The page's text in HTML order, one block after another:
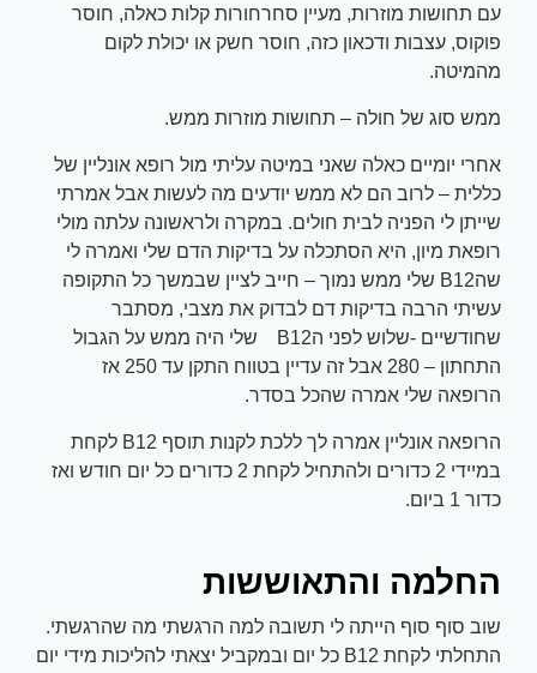
עם תחושות מוזרות, מעיין סחרחורות קלות כאלה, חוסר
פוקוס, עצבות ודכאון כזה, חוסר חשק או יכולת לקום
מהמיטה.
ממש סוג של חולה – תחושות מוזרות ממש.
אחרי יומיים כאלה שאני במיטה עליתי מול רופא אונליין של
כללית – לרוב הם לא ממש יודעים מה לעשות אבל אמרתי
שייתן לי הפניה לבית חולים. במקרה ולראשונה עלתה מולי
רופאת מיון, היא הסתכלה על בדיקות הדם שלי ואמרה לי
שהB12 שלי ממש נמוך – חייב לציין שבמשך כל התקופה
עשיתי הרבה בדיקות דם לבדוק את מצבי, מסתבר
שחודשיים -שלוש לפני הB12 שלי היה ממש על הגבול
התחתון – 280 אבל זה עדיין בטווח התקן עד 250 אז
הרופאה שלי אמרה שהכל בסדר.
הרופאה אונליין אמרה לך ללכת לקנות תוסף B12 לקחת
במיידי 2 כדורים ולהתחיל לקחת 2 כדורים כל יום חודש ואז
כדור 1 ביום.
החלמה והתאוששות
שוב סוף סוף הייתה לי תשובה למה הרגשתי מה שהרגשתי.
התחלתי לקחת B12 כל יום ובמקביל יצאתי להליכות מידי יום